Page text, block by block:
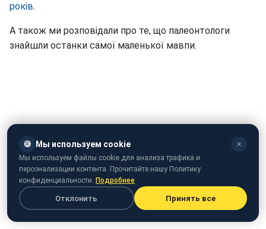
років.
А також ми розповідали про те, що палеонтологи
знайшли останки самої маленької мавпи.
Відео: РБК-Україна
🍪 Мы используем cookie ✕
Мы используем файлы cookie для анализа трафика и
персонализации контента. Прочитайте нашу Политику
конфиденциальности. Подробнее
Отклонить Принять все